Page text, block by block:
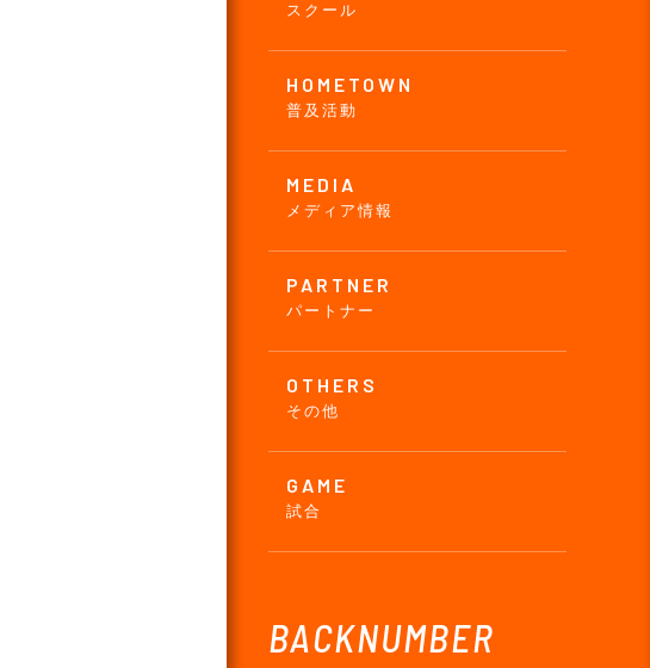
スクール
HOMETOWN
普及活動
MEDIA
メディア情報
PARTNER
パートナー
OTHERS
その他
GAME
試合
BACKNUMBER